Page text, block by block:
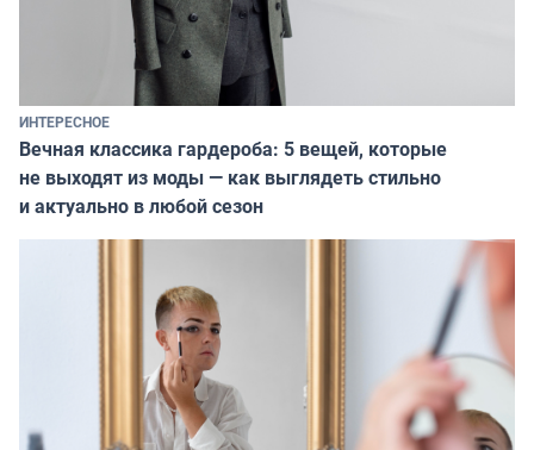
ИНТЕРЕСНОЕ
Вечная классика гардероба: 5 вещей, которые
не выходят из моды — как выглядеть стильно
и актуально в любой сезон